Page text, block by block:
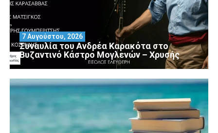
Συναυλία του Ανδρέα Καρακότα στο
Βυζαντινό Κάστρο Μογλενών – Χρυσής
7 Αυγούστου, 2026